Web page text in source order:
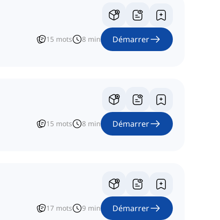
15 mots 8 min Démarrer
15 mots 8 min Démarrer
17 mots 9 min Démarrer